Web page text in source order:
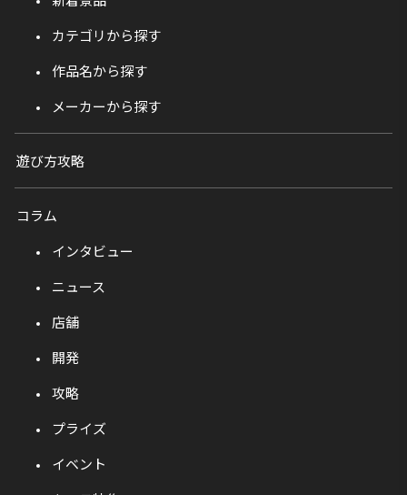
カテゴリから探す
作品名から探す
メーカーから探す
遊び方攻略
コラム
インタビュー
ニュース
店舗
開発
攻略
プライズ
イベント